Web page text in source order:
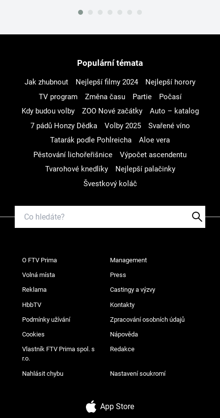
Populární témata
Jak zhubnout Nejlepší filmy 2024
Nejlepší horory
TV program
Změna času Partie
Počasí
Kdy budou volby
ZOO Nové začátky
Auto – katalog
7 pádů Honzy Dědka
Volby 2025
Svařené víno
Tatarák podle Pohlreicha
Aloe vera
Pěstování lichořeřišnice
Výpočet ascendentu
Tvarohové knedlíky
Nejlepší palačinky
Švestkový koláč
O FTV Prima Management
Volná místa Press
Reklama Castingy a výzvy
HbbTV Kontakty
Podmínky užívání Zpracování osobních údajů
Cookies Nápověda
Vlastník FTV Prima spol. s
r.o.
Redakce
Nahlásit chybu Nastavení soukromí
App Store